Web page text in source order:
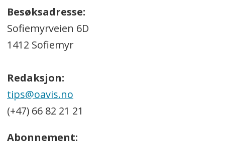
Besøksadresse:
Sofiemyrveien 6D
1412 Sofiemyr
Redaksjon:
tips@oavis.no
(+47) 66 82 21 21
Abonnement: